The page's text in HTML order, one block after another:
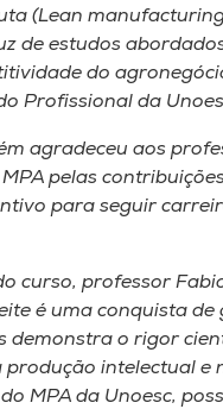
(Lean
de estudos
do
Profissional da
agradeceu aos
pelas
para seguir
curso, professor
é uma conquista de
demonstra o rigor
produção intelectual e
MPA da Unoesc,